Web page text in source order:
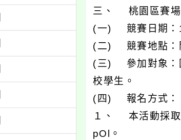
三、 桃園區賽場
(一) 競賽日期：
(二) 競賽地點：
(三) 參加對象：
校學生。
(四) 報名方式：
１、 本活動採取
pOl。